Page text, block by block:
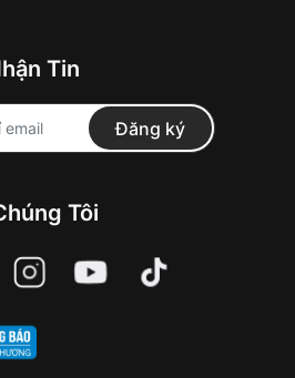
Tin
Đăng ký
Tôi